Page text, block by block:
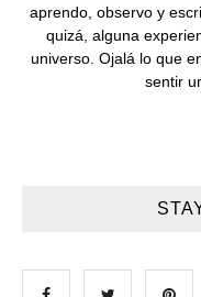
aprendo, observo y
quizá, alguna
universo. Ojalá lo que
sentir